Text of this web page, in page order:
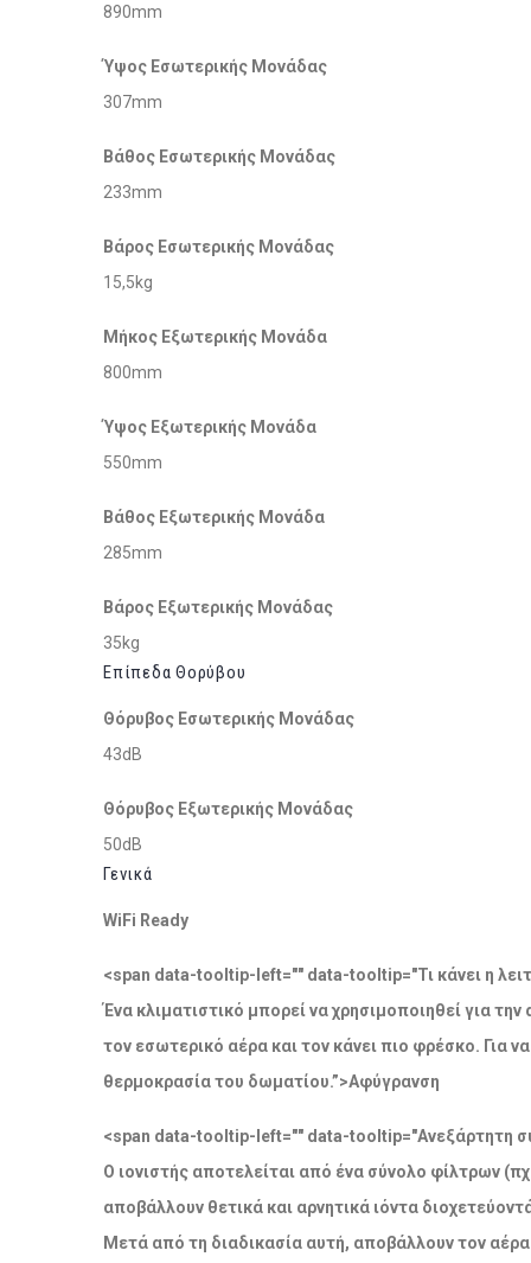
890mm
Ύψος Εσωτερικής Μονάδας
307mm
Βάθος Εσωτερικής Μονάδας
233mm
Βάρος Εσωτερικής Μονάδας
15,5kg
Μήκος Εξωτερικής Μονάδα
800mm
Ύψος Εξωτερικής Μονάδα
550mm
Βάθος Εξωτερικής Μονάδα
285mm
Βάρος Εξωτερικής Μονάδας
35kg
Επίπεδα Θορύβου
Θόρυβος Εσωτερικής Μονάδας
43dB
Θόρυβος Εξωτερικής Μονάδας
50dB
Γενικά
WiFi Ready
<span data-tooltip-left="" data-tooltip="Τι κάνει η
Ένα κλιματιστικό μπορεί να χρησιμοποιηθεί για
τον εσωτερικό αέρα και τον κάνει πιο φρέσκο. Για
θερμοκρασία του δωματίου.”>Αφύγρανση
<span data-tooltip-left="" data-tooltip="Ανεξάρτητη
Ο ιονιστής αποτελείται από ένα σύνολο φίλτρων
αποβάλλουν θετικά και αρνητικά ιόντα
Μετά από τη διαδικασία αυτή, αποβάλλουν τον